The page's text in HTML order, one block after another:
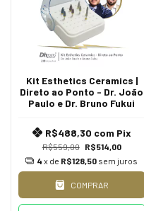
Kit Esthetics Ceramics |
Direto ao Ponto - Dr. João
Paulo e Dr. Bruno Fukui
R$559,00 R$514,00
R$488,30 com Pix
4 x de R$128,50 sem juros
COMPRAR